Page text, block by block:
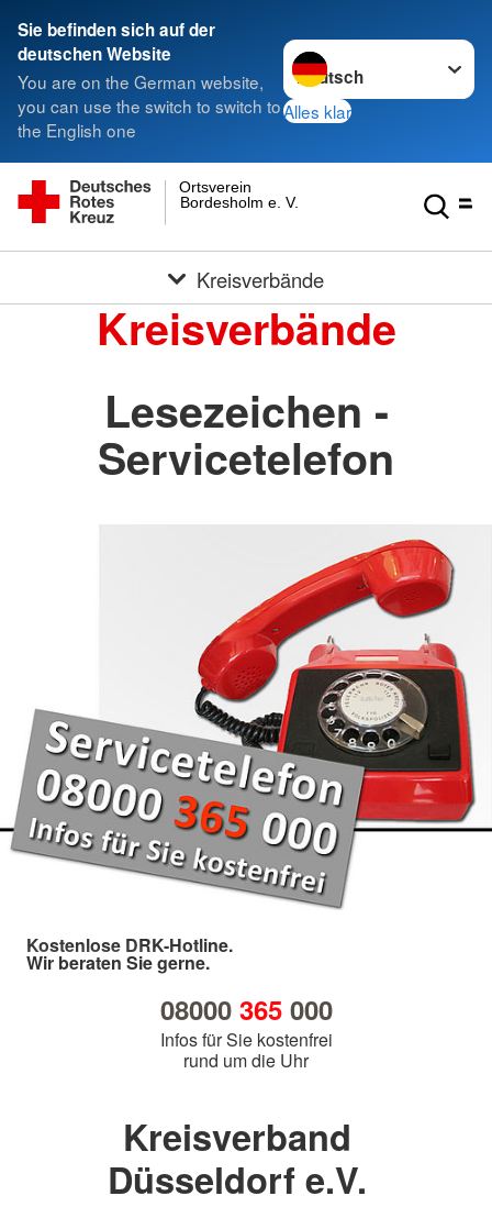
Sie befinden sich auf der
deutschen Website
You are on the German website,
you can use the switch to switch to
the English one
Sprache wechseln zu
Alles klar
Bordesholm e. V.
Ortsverein
Kreisverbände
Kreisverbände
Lesezeichen -
Servicetelefon
Kostenlose DRK-Hotline.
Wir beraten Sie gerne.
08000 365000
Infos für Sie kostenfrei
rund um die Uhr
Kreisverband
Düsseldorf e.V.